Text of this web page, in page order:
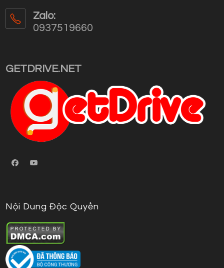
in
your
Zalo:
0937519660
application
GETDRIVE.NET
Nội Dung Độc Quyền